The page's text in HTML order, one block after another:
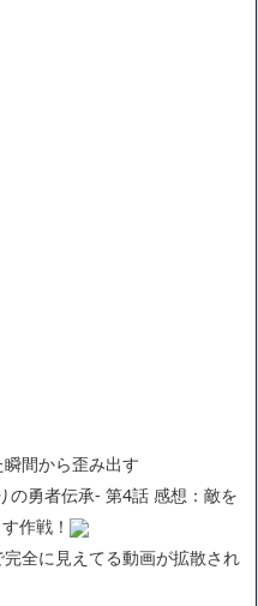
間から歪み出す
勇者伝承- 第4話 感想：敵を
作戦！
完全に見えてる動画が拡散され